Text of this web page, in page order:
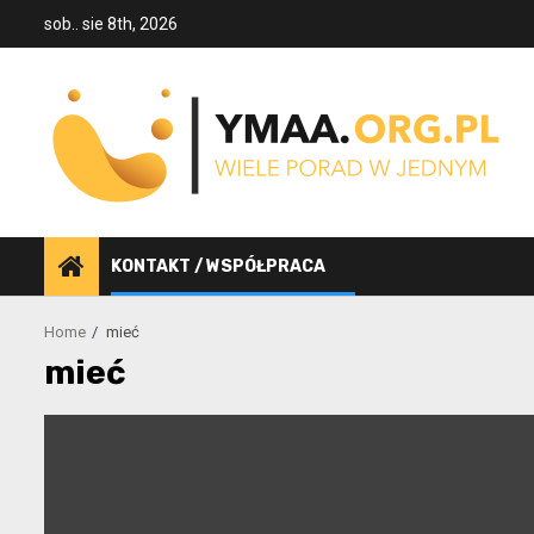
sob.. sie 8th, 2026
KONTAKT / WSPÓŁPRACA
Home mieć
mieć